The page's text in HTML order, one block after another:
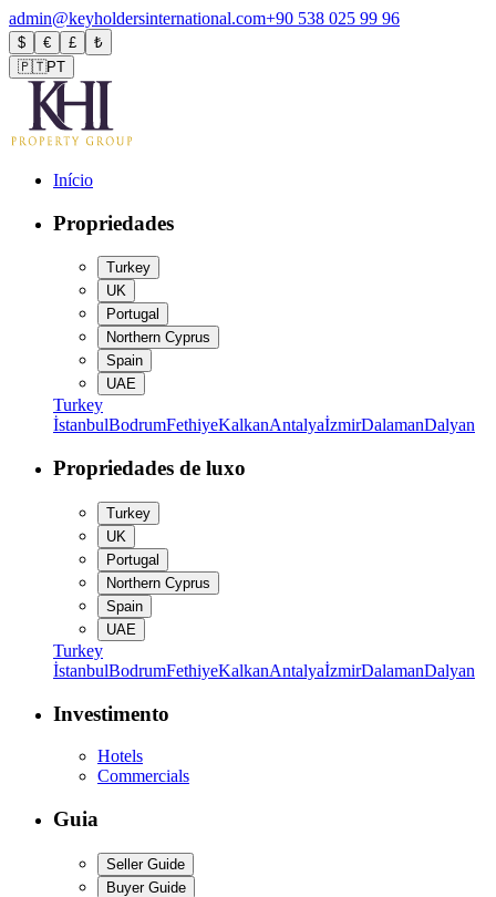
admin@keyholdersinternational.com+90 538 025 99 96
$ € £
₺
🇵🇹PT
Início
Propriedades
Turkey
UK
Portugal
Northern Cyprus
Spain
UAE
Turkey
İstanbulBodrumFethiyeKalkanAntalyaİzmirDalamanDalyan
Propriedades de luxo
Turkey
UK
Portugal
Northern Cyprus
Spain
UAE
Turkey
İstanbulBodrumFethiyeKalkanAntalyaİzmirDalamanDalyan
Investimento
Hotels
Commercials
Guia
Seller Guide
Buyer Guide